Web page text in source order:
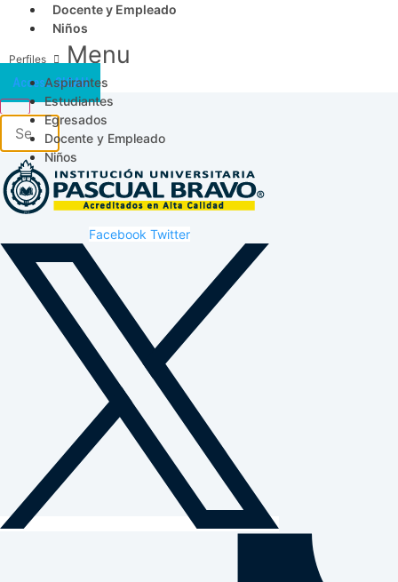
Docente y Empleado
Niños
Menu
Aspirantes
Estudiantes
Egresados
Docente y Empleado
Niños
Acceso SICAU
Facebook Twitter